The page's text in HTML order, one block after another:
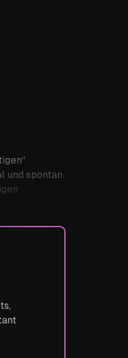
und spontan.